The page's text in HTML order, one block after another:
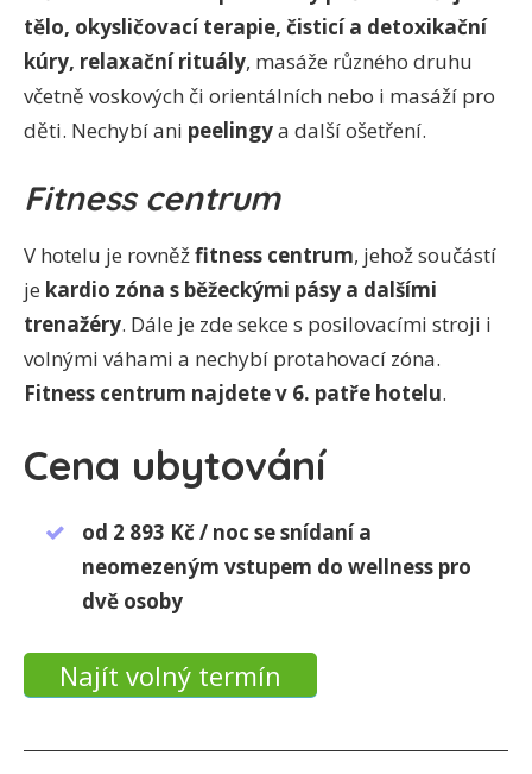
tělo, okysličovací terapie, čisticí a detoxikační
kúry, relaxační rituály, masáže různého druhu
včetně voskových či orientálních nebo i masáží pro
děti. Nechybí ani peelingya další ošetření.
Fitness centrum
V hotelu je rovněžfitness centrum, jehož součástí
je kardio zóna s běžeckými pásy a dalšími
trenažéry. Dále je zde sekce s posilovacími stroji i
volnými váhami a nechybí protahovací zóna.
Fitness centrum najdete v 6. patře hotelu.
Cena ubytování
od 2 893 Kč / noc se snídaní a
neomezeným vstupem do wellness pro
dvě osoby
Najít volný termín